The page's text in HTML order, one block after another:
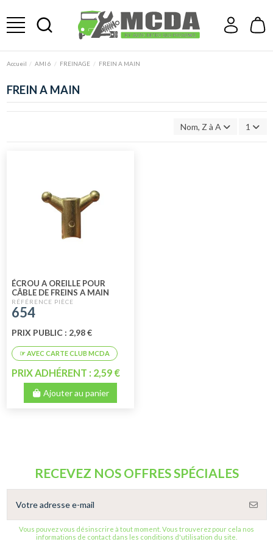
Accueil AMI 6 FREINAGE FREIN A MAIN
FREIN A MAIN
Nom, Z à A 1
ÉCROU A OREILLE POUR
CÂBLE DE FREINS A MAIN
654
PRIX PUBLIC : 2,98 €
PRIX ADHÉRENT : 2,59 €
Ajouter au panier
RECEVEZ NOS OFFRES SPÉCIALES
Vous pouvez vous désinscrire à tout moment. Vous trouverez pour cela nos
informations de contact dans les conditions d'utilisation du site.